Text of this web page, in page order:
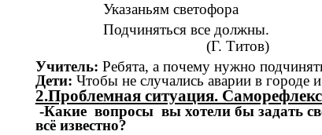
Указаньям светофора
Подчиняться все должны.
(Г. Титов)
Учитель:Ребята, а почему нужно
Дети: Чтобы не случались аварии в городе
2.Проблемная ситуация.
-Какие вопросы вы хотели бы задать
всё известно?